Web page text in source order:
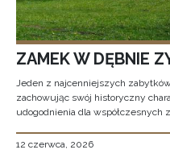
ZAMEK W DĘBNIE
Jeden z najcenniejszych
zachowując swój historyczny
udogodnienia dla współczesnych
12 czerwca, 2026